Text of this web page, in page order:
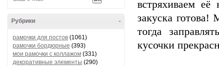
-
Рубрики
рамочки для постов (1061)
рамочки бордюрные (393)
мои рамочки с коллажом (331)
декоративные элементы (290)
встряхиваем её
закуска готова!
тогда
кусочки